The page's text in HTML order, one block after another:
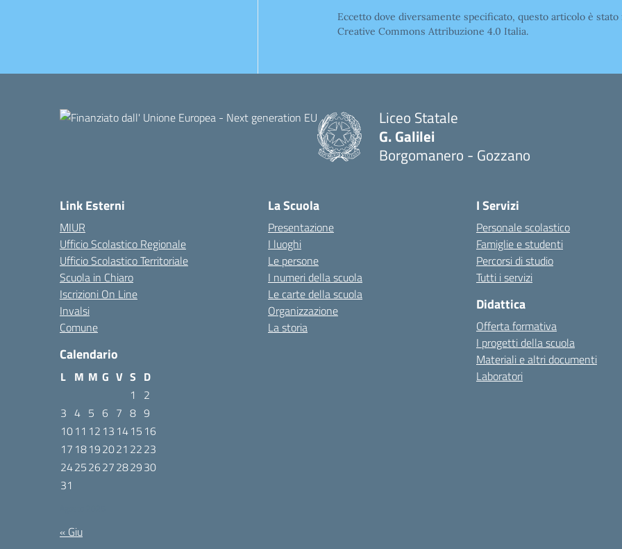
Eccetto dove diversamente specificato, questo articolo è
Creative Commons Attribuzione 4.0 Italia.
Liceo Statale
G. Galilei
Borgomanero - Gozzano
Link Esterni
MIUR
Ufficio Scolastico Regionale
Ufficio Scolastico Territoriale
Scuola in Chiaro
Iscrizioni On Line
Invalsi
Comune
Calendario
L M M G V S D
1
2
3 4 5 6 7 8 9
1011 12 13 1415 16
17 18192021 2223
24252627282930
31
« Giu
La Scuola
Presentazione
I luoghi
Le persone
I numeri della scuola
Le carte della scuola
Organizzazione
La storia
I Servizi
Personale scolastico
Famiglie e studenti
Percorsi di studio
Tutti i servizi
Didattica
Offerta formativa
I progetti della scuola
Materiali e altri documenti
Laboratori